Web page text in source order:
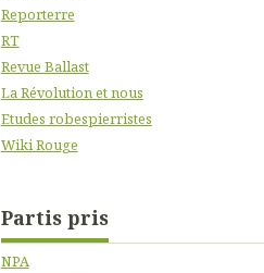
Reporterre
RT
Revue Ballast
La Révolution et nous
Etudes robespierristes
Wiki Rouge
Partis pris
NPA